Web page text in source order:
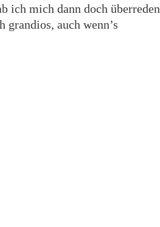
ich mich dann doch überreden
auch wenn’s